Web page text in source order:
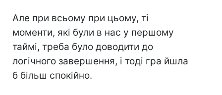
Але при всьому при цьому, ті
моменти, які були в нас у першому
таймі, треба було доводити до
логічного завершення, і тоді гра йшла
б більш спокійно.